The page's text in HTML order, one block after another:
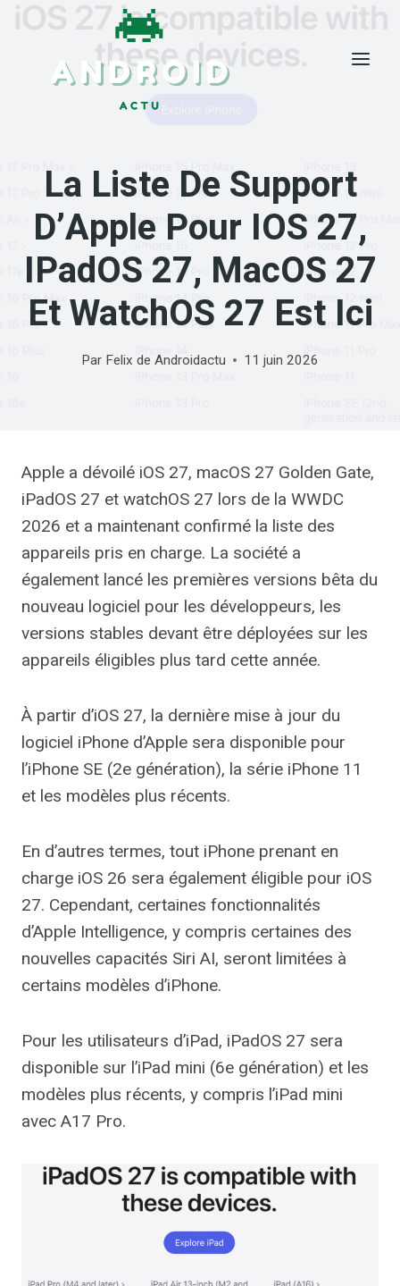
La Liste De Support
D’Apple Pour IOS 27,
IPadOS 27, MacOS 27
Et WatchOS 27 Est Ici
Par Felix de Androidactu 11 juin 2026
Apple a dévoilé iOS 27, macOS 27 Golden Gate,
iPadOS 27 et watchOS 27 lors de la WWDC
2026 et a maintenant confirmé la liste des
appareils pris en charge. La société a
également lancé les premières versions bêta du
nouveau logiciel pour les développeurs, les
versions stables devant être déployées sur les
appareils éligibles plus tard cette année.
À partir d’iOS 27, la dernière mise à jour du
logiciel iPhone d’Apple sera disponible pour
l’iPhone SE (2e génération), la série iPhone 11
et les modèles plus récents.
En d’autres termes, tout iPhone prenant en
charge iOS 26 sera également éligible pour iOS
27. Cependant, certaines fonctionnalités
d’Apple Intelligence, y compris certaines des
nouvelles capacités Siri AI, seront limitées à
certains modèles d’iPhone.
Pour les utilisateurs d’iPad, iPadOS 27 sera
disponible sur l’iPad mini (6e génération) et les
modèles plus récents, y compris l’iPad mini
avec A17 Pro.